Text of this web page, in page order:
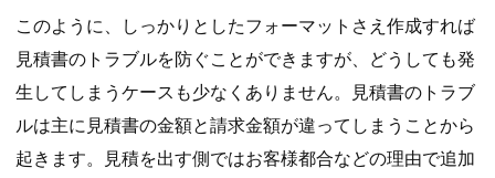
このように、しっかりとしたフォーマットさえ作成すれば
見積書のトラブルを防ぐことができますが、どうしても発
生してしまうケースも少なくありません。見積書のトラブ
ルは主に見積書の金額と請求金額が違ってしまうことから
起きます。見積を出す側ではお客様都合などの理由で追加